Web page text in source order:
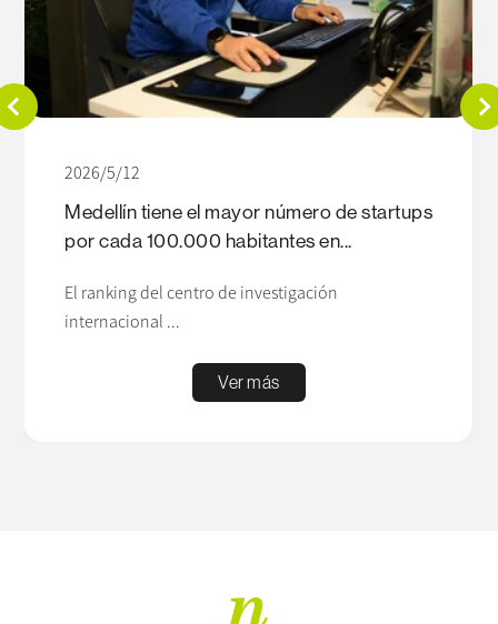
2026/5/12
Medellín tiene el mayor número de startups
por cada 100.000 habitantes en...
El ranking del centro de investigación
internacional ...
Ver más